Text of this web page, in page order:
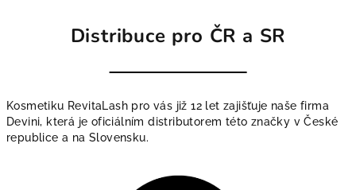
Distribuce pro ČR a SR
Kosmetiku RevitaLash pro vás již 12 let zajišťuje naše firma
Devini, která je oficiálním distributorem této značky v České
republice a na Slovensku.